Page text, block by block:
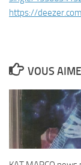
https://
VOUS